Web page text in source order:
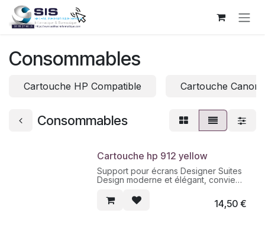
Se rendre au contenu
Consommables
Cartouche HP Compatible Cartouche Canon
Consommables
Cartouche hp 912 yellow
Support pour écrans Designer Suites
Design moderne et élégant, convient
• l'élévation de l'écran permet de
réduire les tensions dans la nuque
14,50€